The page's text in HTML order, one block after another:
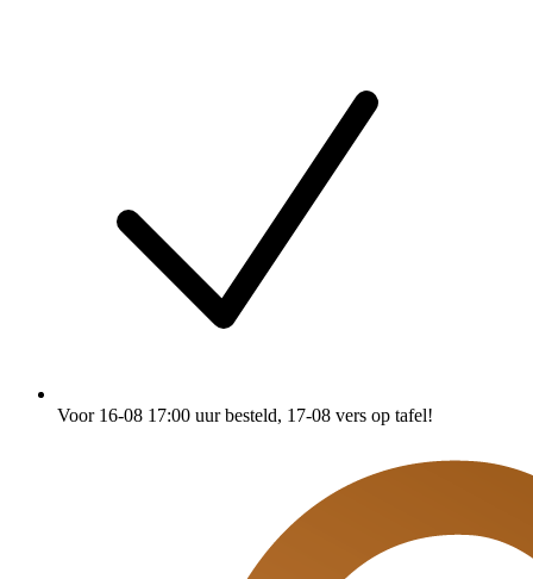
Voor 16-08 17:00 uur besteld, 17-08 vers op tafel!